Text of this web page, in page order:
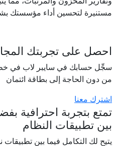
مستنيرة لتحسين أداء مؤسستك
احصل على تجربتك
سجِّل حسابك في سايبر لاب في
من دون الحاجة إلى بطاقة ائتمان
اشترك معنا
تمتع بتجربة احترافية
بين تطبيقات النظام
يتيح لك التكامل فيما بين تطبيقات